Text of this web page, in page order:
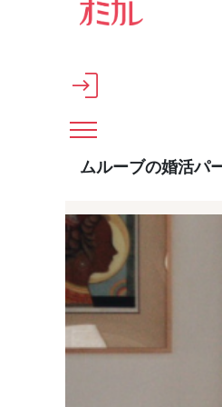
メインコンテンツへスキップ
ムルーブの婚活パ